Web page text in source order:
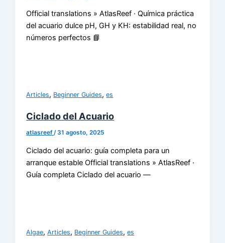
Official translations » AtlasReef · Química práctica
del acuario dulce pH, GH y KH: estabilidad real, no
números perfectos 📘
Articles, Beginner Guides,es
Ciclado del Acuario
atlasreef/31 agosto, 2025
Ciclado del acuario: guía completa para un
arranque estable Official translations » AtlasReef ·
Guía completa Ciclado del acuario —
Algae,Articles, Beginner Guides,es